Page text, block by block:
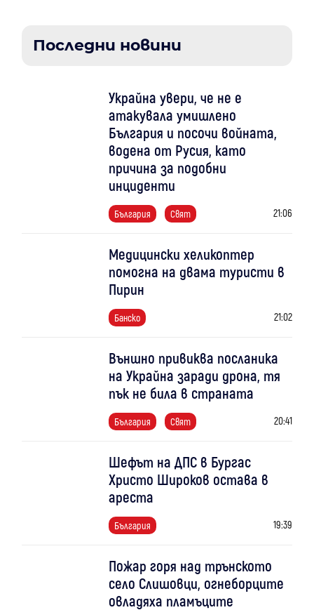
Последни новини
Украйна увери, че не е
атакувала умишлено
България и посочи войната,
водена от Русия, като
причина за подобни
инциденти
България Свят 21:06
Медицински хеликоптер
помогна на двама туристи в
Пирин
Банско 21:02
Външно привиква посланика
на Украйна заради дрона, тя
пък не била в страната
България Свят 20:41
Шефът на ДПС в Бургас
Христо Широков остава в
ареста
България 19:39
Пожар горя над трънското
село Слишовци, огнеборците
овладяха пламъците